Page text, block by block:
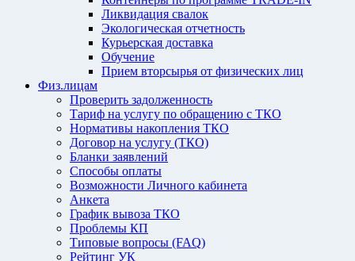
Ликвидация свалок
Экологическая отчетность
Курьерская доставка
Обучение
Прием вторсырья от физических лиц
Физ.лицам
Проверить задолженность
Тариф на услугу по обращению с ТКО
Нормативы накопления ТКО
Договор на услугу (ТКО)
Бланки заявлений
Способы оплаты
Возможности Личного кабинета
Анкета
График вывоза ТКО
Проблемы КП
Типовые вопросы (FAQ)
Рейтинг УК